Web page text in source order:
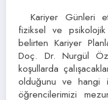
Kariyer Günleri
fiziksel ve psikolojik
belirten Kariyer
Doç. Dr. Nurgül
koşullarda
olduğunu ve hangi
öğrencilerimizi